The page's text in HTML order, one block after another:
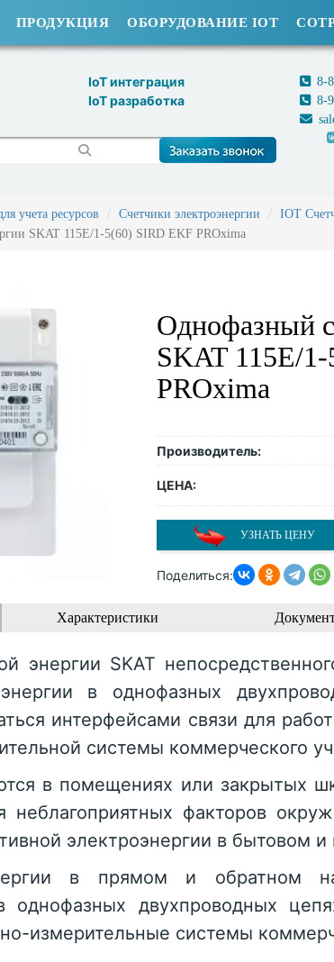
ПРОДУКЦИЯ ОБОРУДОВАНИЕ IOT
IoT интеграция
IoT разработка
8-
8-
учета ресурсов Счетчики электроэнергии IOT
SKAT 115E/1-5(60) SIRD EKF PROxima
Однофазный
SKAT 115E/
PROxima
Производитель:
ЦЕНА:
УЗНАТЬ ЦЕНУ
Поделиться:
Характеристики
энергии SKAT
в однофазных
интерфейсами связи для
системы коммерческого
в помещениях или закрытых
неблагоприятных факторов
электроэнергии в бытовом
в прямом и обратном
однофазных двухпроводных
измерительные системы